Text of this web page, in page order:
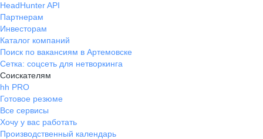
HeadHunter API
Партнерам
Инвесторам
Каталог компаний
Поиск по вакансиям в Артемовске
Сетка: соцсеть для нетворкинга
Соискателям
hh PRO
Готовое резюме
Все сервисы
Хочу у вас работать
Производственный календарь